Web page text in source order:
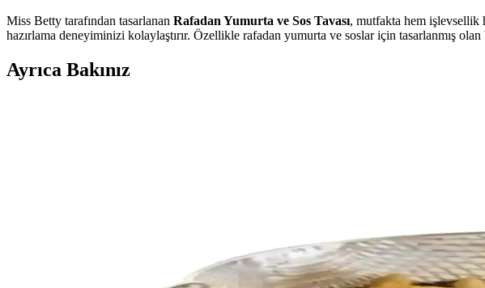
Miss Betty tarafından tasarlanan Rafadan Yumurta ve Sos Tavası, mutfakta hem işlevsellik
hazırlama deneyiminizi kolaylaştırır. Özellikle rafadan yumurta ve soslar için tasarlanmış
Ayrıca Bakınız
ACAR Made With Love Emaye Çaydanlık Takımı İncelemesi ve
ACAR Made With Love emaye çaydanlık takımı, renkli tasarımı ve 3 litrelik kapasitesiyle